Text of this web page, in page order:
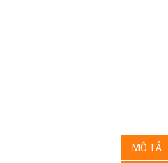
MÔ TẢ